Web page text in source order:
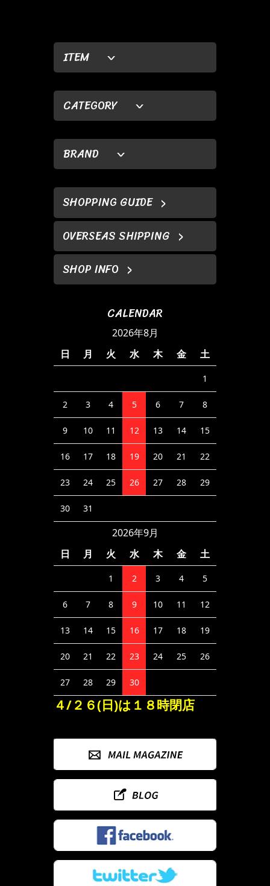
ITEM
CATEGORY
BRAND
SHOPPING GUIDE
OVERSEAS SHIPPING
SHOP INFO
CALENDAR
2026年8月
日
月 火 水 木 金 土
1
2 3 4 5 6 7 8
9 10 11 12 13 14 15
16 17 18 19 20 21 22
23 24 25 26 27 28 29
30 31
2026年9月
日
月 火 水 木 金 土
1 2 3 4 5
6 7 8 9 10 11 12
13 14 15 16 17 18 19
20 21 22 23 24 25 26
27 28 29 30
４/２６(日)は１８時閉店